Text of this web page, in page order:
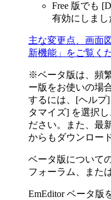
Free 版でも
有効にしまし
主な変更点、画面
新機能」をご覧く
※ベータ版は、頻
ー版をお使いの場
するには、[ヘルプ
タマイズ] を選択
ださい。また、最
からもダウンロー
ベータ版について
フォーラム、また
EmEditor ベータ版